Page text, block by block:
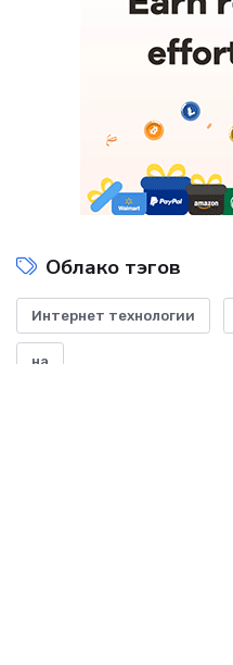
Облако тэгов
Интернет технологии
на